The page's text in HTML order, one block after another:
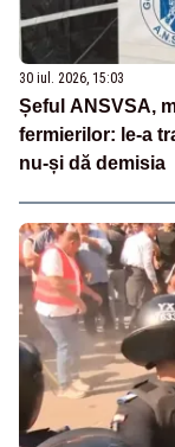
30 iul. 2026, 15:03
Șeful ANSVSA,
fermierilor: le-a
nu-și dă demisia